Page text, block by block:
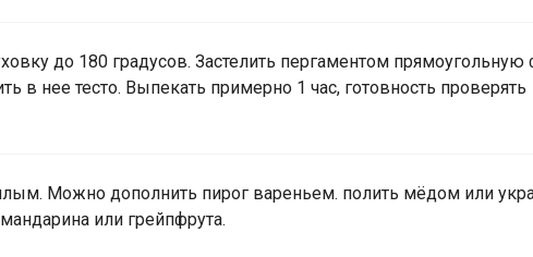
до 180 градусов. Застелить пергаментом
в нее тесто. Выпекать примерно 1 час, готовность проверять
Можно дополнить пирог вареньем. полить мёдом или
или грейпфрута.